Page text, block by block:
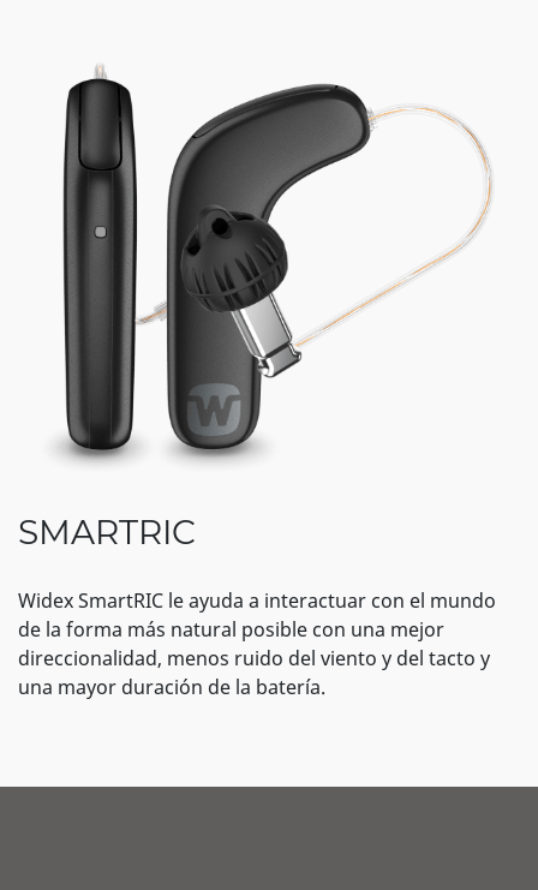
SMARTRIC
Widex SmartRIC le ayuda a interactuar con el mundo
de la forma más natural posible con una mejor
direccionalidad, menos ruido del viento y del tacto y
una mayor duración de la batería.